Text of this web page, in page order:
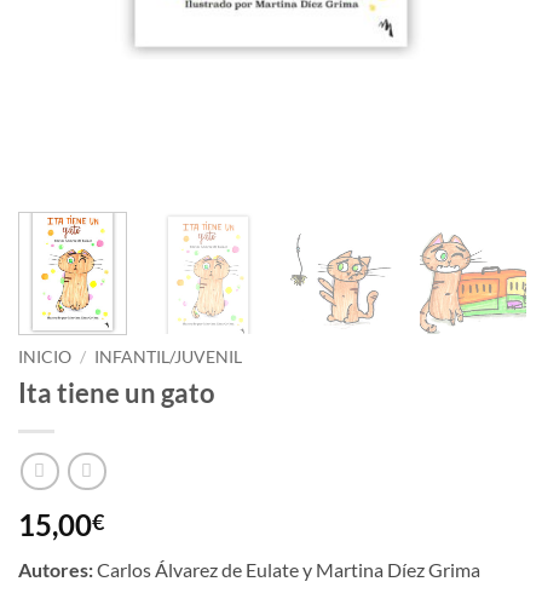
INICIO / INFANTIL/JUVENIL
Ita tiene un gato
15,00€
Autores:Carlos Álvarez de Eulate y Martina Díez Grima